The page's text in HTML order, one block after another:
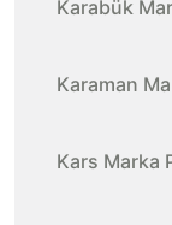
Karabük
Karaman
Kars Marka